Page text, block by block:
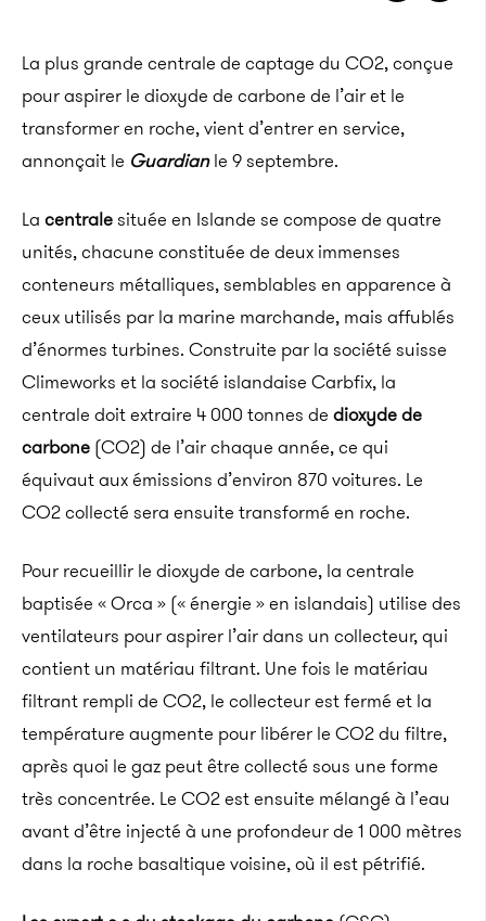
La plus grande centrale de captage du CO2, conçue
pour aspirer le dioxyde de carbone de l’air et le
transformer en roche, vient d’entrer en service,
annonçait le Guardianle 9 septembre.
La centralesituée en Islande se compose de quatre
unités, chacune constituée de deux immenses
conteneurs métalliques, semblables en apparence à
ceux utilisés par la marine marchande, mais affublés
d’énormes turbines. Construite par la société suisse
Climeworks et la société islandaise Carbfix, la
centrale doit extraire 4 000 tonnes de dioxyde de
carbone (CO2) de l’air chaque année, ce qui
équivaut aux émissions d’environ 870 voitures. Le
CO2 collecté sera ensuite transformé en roche.
Pour recueillir le dioxyde de carbone, la centrale
baptisée « Orca » (« énergie » en islandais) utilise des
ventilateurs pour aspirer l’air dans un collecteur, qui
contient un matériau filtrant. Une fois le matériau
filtrant rempli de CO2, le collecteur est fermé et la
température augmente pour libérer le CO2 du filtre,
après quoi le gaz peut être collecté sous une forme
très concentrée. Le CO2 est ensuite mélangé à l’eau
avant d’être injecté à une profondeur de 1 000 mètres
dans la roche basaltique voisine, où il est pétrifié.